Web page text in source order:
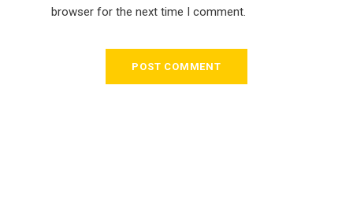
browser for the next time I comment.